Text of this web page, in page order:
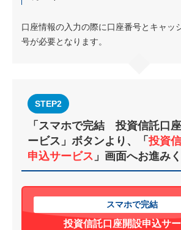
口座情報の入力の際に口座番号とキャッ
号が必要となります。
STEP2
「スマホで完結 投資信託口
ービス」ボタンより、「 投資
申込サービス 」画面へお進み
スマホで完結
投資信託口座開設申込サ